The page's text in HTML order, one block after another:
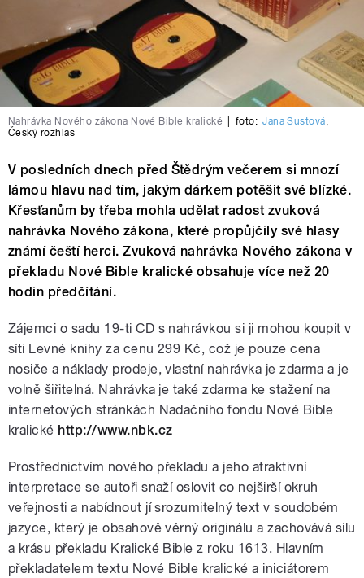
Nahrávka Nového zákona Nové Bible kralické foto: Jana Šustová,
Český rozhlas
V posledních dnech před Štědrým večerem si mnozí
lámou hlavu nad tím, jakým dárkem potěšit své blízké.
Křesťanům by třeba mohla udělat radost zvuková
nahrávka Nového zákona, které propůjčily své hlasy
známí čeští herci. Zvuková nahrávka Nového zákona v
překladu Nové Bible kralické obsahuje více než 20
hodin předčítání.
Zájemci o sadu 19-ti CD s nahrávkou si ji mohou koupit v
síti Levné knihy za cenu 299 Kč, což je pouze cena
nosiče a náklady prodeje, vlastní nahrávka je zdarma a je
volně šiřitelná. Nahrávka je také zdarma ke stažení na
internetových stránkách Nadačního fondu Nové Bible
kralické http://www.nbk.cz
Prostřednictvím nového překladu a jeho atraktivní
interpretace se autoři snaží oslovit co nejširší okruh
veřejnosti a nabídnout jí srozumitelný text v soudobém
jazyce, který je obsahově věrný originálu a zachovává sílu
a krásu překladu Kralické Bible z roku 1613. Hlavním
překladatelem textu Nové Bible kralické a iniciátorem